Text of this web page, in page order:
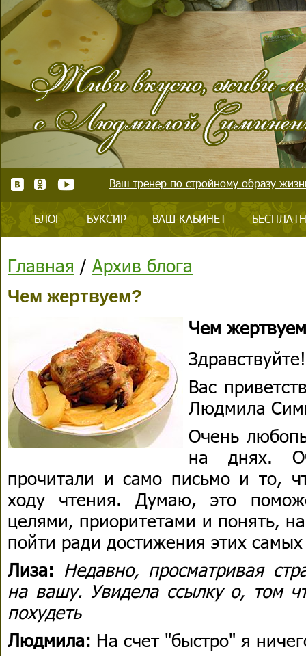
Ваш тренер по стройному образу
БЛОГ БУКСИР ВАШ КАБИНЕТ
Главная / Архив блога
Чем жертвуем?
Чем
Здравствуйте!
Вас
Людмила
Очень
на днях.
прочитали и само письмо и то,
ходу чтения. Думаю, это
целями, приоритетами и понять,
пойти ради достижения этих
Лиза: Недавно, просматривая
на вашу. Увидела ссылку о, том
похудеть
Людмила: На счет "быстро" я